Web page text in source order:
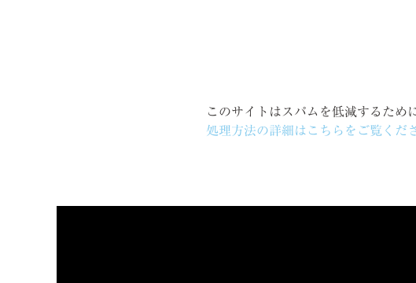
このサイトはスパムを低減するため
処理方法の詳細はこちらをご覧くだ